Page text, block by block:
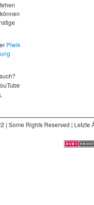
Piwik
| Some Rights Reserved |